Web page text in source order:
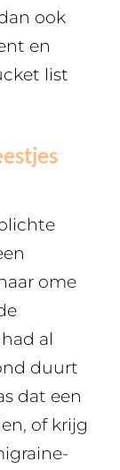
ook
en
list
ome
al
duurt
dat een
of krijg